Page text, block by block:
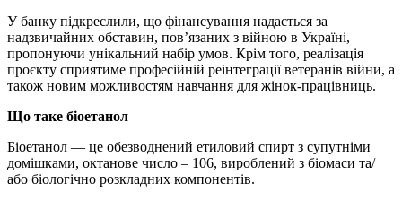
У банку підкреслили, що фінансування надається за
надзвичайних обставин, пов’язаних з війною в Україні,
пропонуючи унікальний набір умов. Крім того, реалізація
проєкту сприятиме професійній реінтеграції ветеранів війни, а
також новим можливостям навчання для жінок-працівниць.
Що таке біоетанол
Біоетанол — це обезводнений етиловий спирт з супутніми
домішками, октанове число – 106, вироблений з біомаси та/
або біологічно розкладних компонентів.